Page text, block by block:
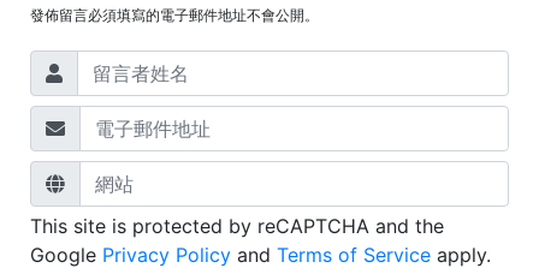
發佈留言必須填寫的電子郵件地址不會公開。
This site is protected by reCAPTCHA and the
Google Privacy Policy and Terms of Service apply.